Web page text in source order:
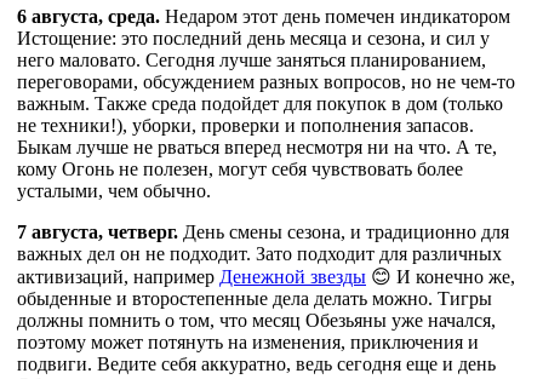
6 августа, среда. Недаром этот день помечен индикатором
Истощение: это последний день месяца и сезона, и сил у
него маловато. Сегодня лучше заняться планированием,
переговорами, обсуждением разных вопросов, но не чем-то
важным. Также среда подойдет для покупок в дом (только
не техники!), уборки, проверки и пополнения запасов.
Быкам лучше не рваться вперед несмотря ни на что. А те,
кому Огонь не полезен, могут себя чувствовать более
усталыми, чем обычно.
7 августа, четверг. День смены сезона, и традиционно для
важных дел он не подходит. Зато подходит для различных
активизаций, например Денежной звезды 😊 И конечно же,
обыденные и второстепенные дела делать можно. Тигры
должны помнить о том, что месяц Обезьяны уже начался,
поэтому может потянуть на изменения, приключения и
подвиги. Ведите себя аккуратно, ведь сегодня еще и день